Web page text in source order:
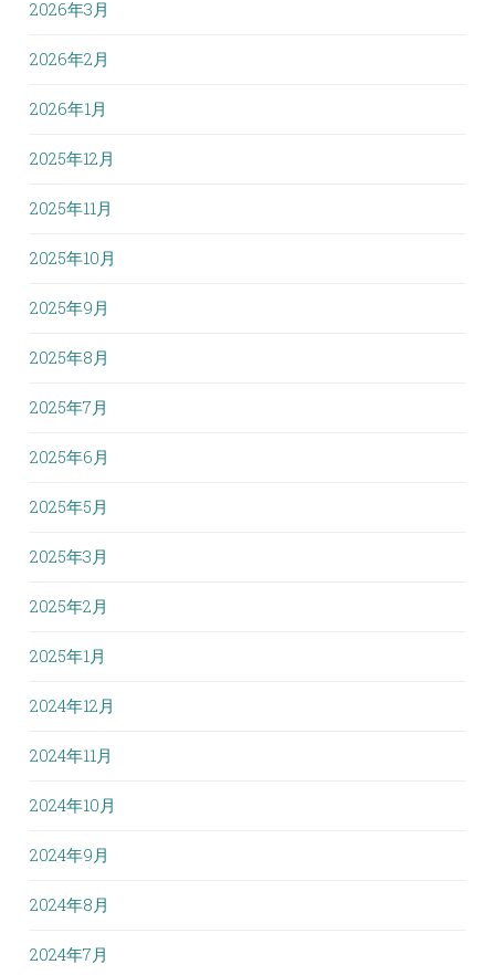
2026年3月
2026年2月
2026年1月
2025年12月
2025年11月
2025年10月
2025年9月
2025年8月
2025年7月
2025年6月
2025年5月
2025年3月
2025年2月
2025年1月
2024年12月
2024年11月
2024年10月
2024年9月
2024年8月
2024年7月